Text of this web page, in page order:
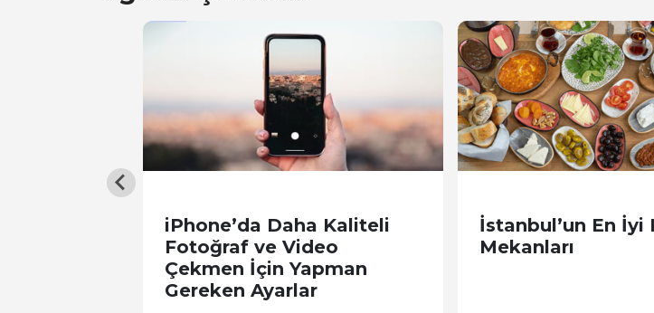
iPhone’da Daha Kaliteli
Fotoğraf ve Video
Çekmen İçin Yapman
Gereken Ayarlar
İstanbul’un En İyi
Mekanları